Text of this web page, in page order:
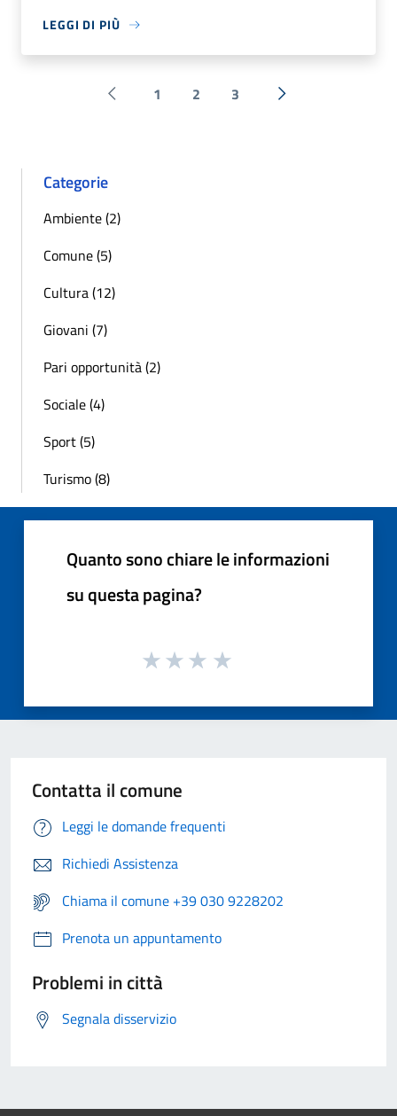
LEGGI DI PIÙ
Pagina precedente
1 2 3 Successiva »
Categorie
Ambiente (2)
Comune (5)
Cultura (12)
Giovani (7)
Pari opportunità (2)
Sociale (4)
Sport (5)
Turismo (8)
Quanto sono chiare le informazioni
su questa pagina?
Contatta il comune
Leggi le domande frequenti
Richiedi Assistenza
Chiama il comune +39 030 9228202
Prenota un appuntamento
Problemi in città
Segnala disservizio